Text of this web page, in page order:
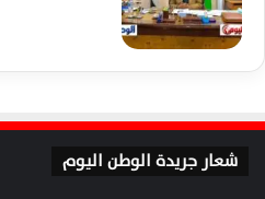
شعار جريدة الوطن اليوم